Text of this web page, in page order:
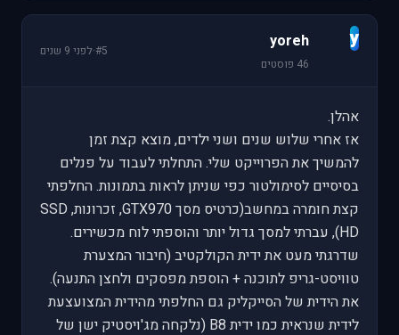
y
yoreh
46 פוסטים
#5
·לפני 9 שנים
אהלן.
אז אחרי שלוש שנים ושני ילדים, מוצא קצת זמן
להמשיך את הפרוייקט שלי. התחלתי לעבוד על פנלים
בסיסיים לסימולטור כפי שניתן לראות בתמונות. החלפתי
קצת חומרה במחשב(כרטיס מסך GTX970, זכרונות, SSD
HD), עברתי למסך גדול יותר והוספתי לוח מכשירים.
שדרגתי מעט את ידית הקולקטיב (חיבור המצערת
טוויסט-גריפ לתוכנה + הוספת מפסקים ולחצן התנעה).
את הידית של הסייקליק גם החלפתי מהידית המצועצעת
לידית שנראית כמו ידית B8 (נלקחה מג'ויסטיק ישן של